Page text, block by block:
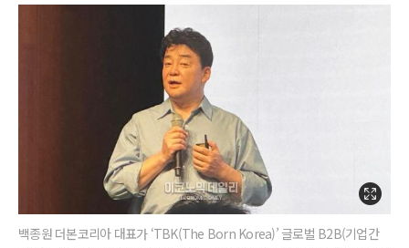
백종원 더본코리아 대표가 ‘TBK(The Born Korea)’ 글로벌 B2B(기업간